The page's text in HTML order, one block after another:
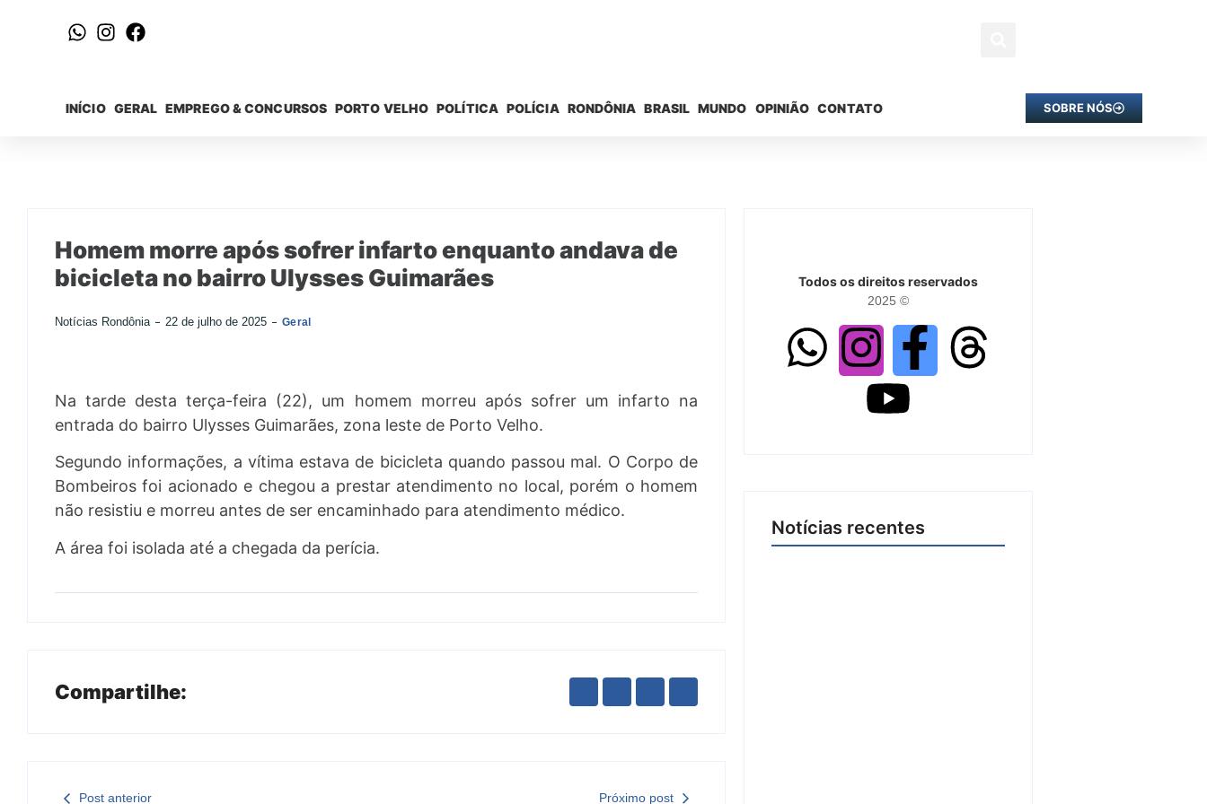
INÍCIO GERAL EMPREGO & CONCURSOS PORTO VELHO POLÍTICA POLÍCIA RONDÔNIA BRASIL MUNDO OPINIÃO CONTATO SOBRE NÓS
Homem morre após sofrer infarto enquanto andava de
bicicleta no bairro Ulysses Guimarães
Notícias Rondônia 22 de julho de 2025 Geral
Na tarde desta terça-feira (22), um homem morreu após sofrer um infarto na
entrada do bairro Ulysses Guimarães, zona leste de Porto Velho.
Segundo informações, a vítima estava de bicicleta quando passou mal. O Corpo de
Bombeiros foi acionado e chegou a prestar atendimento no local, porém o homem
não resistiu e morreu antes de ser encaminhado para atendimento médico.
A área foi isolada até a chegada da perícia.
Compartilhe:
Post anterior Próximo post
Todos os direitos reservados
2025 ©
Notícias recentes